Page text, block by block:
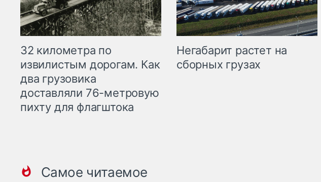
32 километра по
извилистым дорогам. Как
два грузовика
доставляли 76-метровую
пихту для флагштока
Негабарит растет на
сборных грузах
Самое читаемое